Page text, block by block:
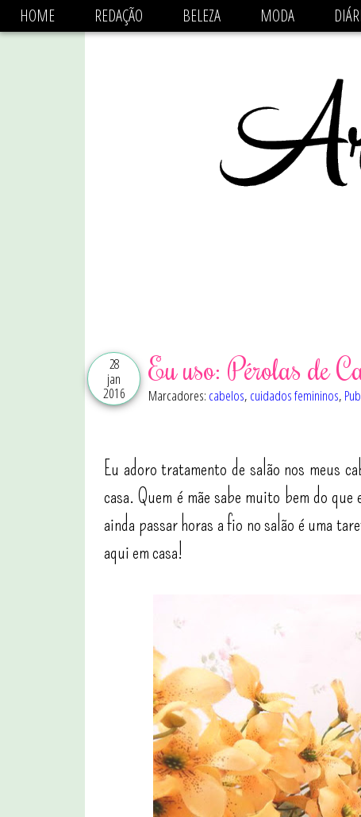
async='async' data-ad-client='ca-pub-
HOME REDAÇÃO BELEZA MODA
28
jan
2016
Eu uso: Pérolas de
Marcadores: cabelos, cuidados femininos,
Eu adoro tratamento de salão nos meus
casa. Quem é mãe sabe muito bem do
ainda passar horas a fio no salão é uma
aqui em casa!